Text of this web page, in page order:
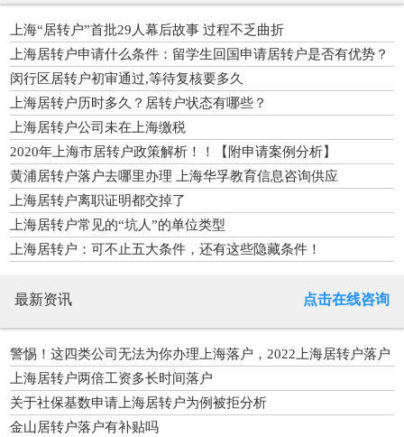
上海“居转户”首批29人幕后故事 过程不乏曲折
上海居转户申请什么条件：留学生回国申请居转户是否有优势？
闵行区居转户初审通过,等待复核要多久
上海居转户历时多久？居转户状态有哪些？
上海居转户公司未在上海缴税
2020年上海市居转户政策解析！！【附申请案例分析】
黄浦居转户落户去哪里办理 上海华孚教育信息咨询供应
上海居转户离职证明都交掉了
上海居转户常见的“坑人”的单位类型
上海居转户：可不止五大条件，还有这些隐藏条件！
最新资讯 点击在线咨询
警惕！这四类公司无法为你办理上海落户，2022上海居转户落户
条件
上海居转户两倍工资多长时间落户
关于社保基数申请上海居转户为例被拒分析
金山居转户落户有补贴吗